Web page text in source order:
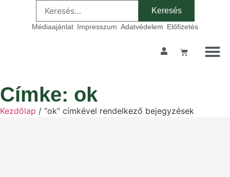
Médiaajánlat Impresszum Adatvédelem Előfizetés
Címke: ok
Kezdőlap / “ok” címkével rendelkező bejegyzések